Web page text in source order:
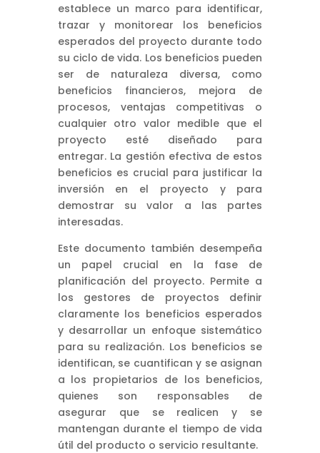
establece un marco para identificar,
trazar y monitorear los beneficios
esperados del proyecto durante todo
su ciclo de vida. Los beneficios pueden
ser de naturaleza diversa, como
beneficios financieros, mejora de
procesos, ventajas competitivas o
cualquier otro valor medible que el
proyecto esté diseñado para
entregar. La gestión efectiva de estos
beneficios es crucial para justificar la
inversión en el proyecto y para
demostrar su valor a las partes
interesadas.
Este documento también desempeña
un papel crucial en la fase de
planificación del proyecto. Permite a
los gestores de proyectos definir
claramente los beneficios esperados
y desarrollar un enfoque sistemático
para su realización. Los beneficios se
identifican, se cuantifican y se asignan
a los propietarios de los beneficios,
quienes son responsables de
asegurar que se realicen y se
mantengan durante el tiempo de vida
útil del producto o servicio resultante.